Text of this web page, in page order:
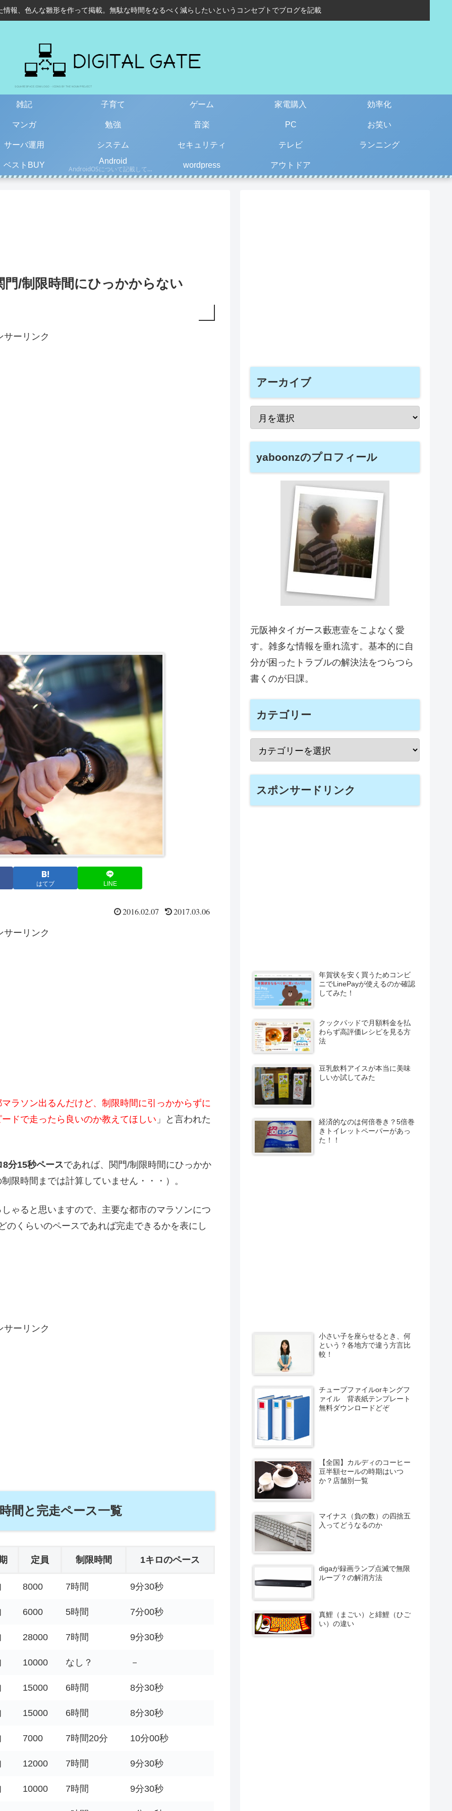
報、色んな雛形を作って掲載。無駄な時間をなるべく減らしたいというコンセプトでブログを記載
雑記 子育て ゲーム 家電購入 効率化
マンガ 勉強 音楽 PC お笑い
サーバ運用 システム セキュリティ テレビ ランニング
ベストBUY
Android
AndroidOSについて記載しています。古い情報もあるので、更新日を確認して下さい。
wordpress アウトドア
/制限時間にひっかからない
サーリンク
はてブ LINE
2016.02.07 2017.03.06
サーリンク
ラソン出るんだけど、制限時間に引っかからずに
ドで走ったら良いのか教えてほしい 」と言われた
8分15秒ペースであれば、関門/制限時間にひっかか
限時間までは計算していません・・・）。
ゃると思いますので、主要な都市のマラソンにつ
くらいのペースであれば完走できるかを表にし
サーリンク
間と完走ペース一覧
定員 制限時間 1キロのペース
8000 7時間 9分30秒
6000 5時間 7分00秒
28000 7時間 9分30秒
10000 なし？ －
15000 6時間 8分30秒
15000 6時間 8分30秒
7000 7時間20分 10分00秒
12000 7時間 9分30秒
10000 7時間 9分30秒
アーカイブ
yaboonzのプロフィール
元阪神タイガース藪恵壹をこよなく愛
す。雑多な情報を垂れ流す。基本的に自
分が困ったトラブルの解決法をつらつら
書くのが日課。
カテゴリー
スポンサードリンク
年賀状を安く買うためコンビ
ニでLinePayが使えるのか確認
してみた！
クックパッドで月額料金を払
わらず高評価レシピを見る方
法
豆乳飲料アイスが本当に美味
しいか試してみた
経済的なのは何倍巻き？5倍巻
きトイレットペーパーがあっ
た！！
小さい子を座らせるとき、何
という？各地方で違う方言比
較！
チューブファイルorキングフ
ァイル 背表紙テンプレート
無料ダウンロードどぞ
【全国】カルディのコーヒー
豆半額セールの時期はいつ
か？店舗別一覧
マイナス（負の数）の四捨五
入ってどうなるのか
digaが録画ランプ点滅で無限
ループ？の解消方法
真鯉（まごい）と緋鯉（ひご
い）の違い